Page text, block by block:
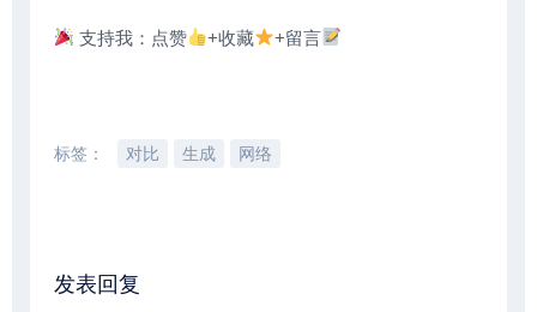
支持我：点赞 +收藏 +留言
标签： 对比 生成 网络
发表回复